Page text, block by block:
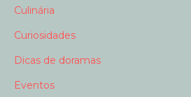
Culinária
Curiosidades
Dicas de doramas
Eventos